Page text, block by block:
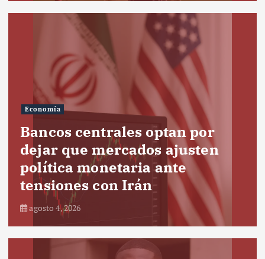
Economía
Bancos centrales optan por
dejar que mercados ajusten
política monetaria ante
tensiones con Irán
agosto 4, 2026